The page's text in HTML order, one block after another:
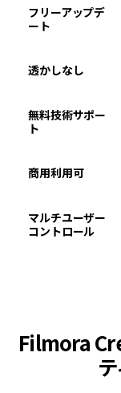
フリーアップデ
ート
透かしなし
無料技術サポー
ト
商用利用可
マルチユーザー
コントロール
Filmora